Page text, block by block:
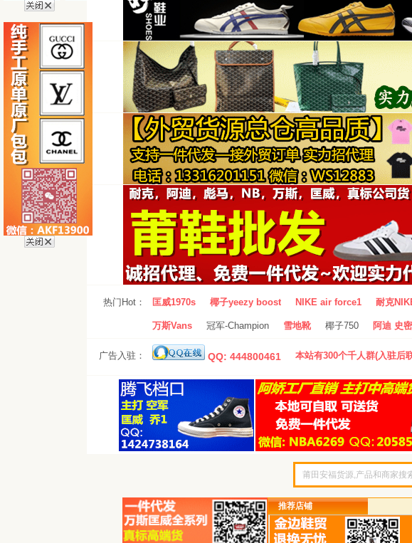
热门Hot： 匡威1970s 椰子yeezy boost NIKE air force1 耐克
万斯Vans 冠军-Champion 雪地靴 椰子750 阿迪 史
广告入驻： QQ: 444800461 本站有300个千人群(入驻后
推荐店铺